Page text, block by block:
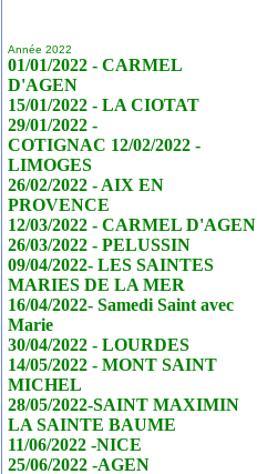
Année 2022
01/01/2022 - CARMEL
D'AGEN
15/01/2022 - LA CIOTAT
29/01/2022 -
COTIGNAC 12/02/2022 -
LIMOGES
26/02/2022 - AIX EN
PROVENCE
12/03/2022 - CARMEL D'AGEN
26/03/2022 - PELUSSIN
09/04/2022- LES SAINTES
MARIES DE LA MER
16/04/2022- Samedi Saint avec
Marie
30/04/2022 - LOURDES
14/05/2022 - MONT SAINT
MICHEL
28/05/2022-SAINT MAXIMIN
LA SAINTE BAUME
11/06/2022 -NICE
25/06/2022 -AGEN